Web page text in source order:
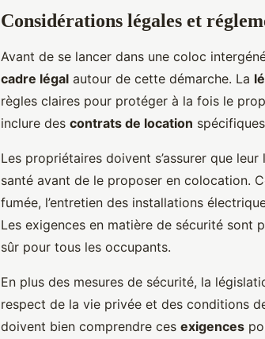
Considérations légales et
Avant de se lancer dans une coloc
cadre légal autour de cette démarche. La
règles claires pour protéger à la fois le
inclure des contrats de location
Les propriétaires doivent s’assurer que
santé avant de le proposer en colocation.
fumée, l’entretien des installations
Les exigences en matière de sécurité sont
sûr pour tous les occupants.
En plus des mesures de sécurité, la
respect de la vie privée et des conditions
doivent bien comprendre ces exigences